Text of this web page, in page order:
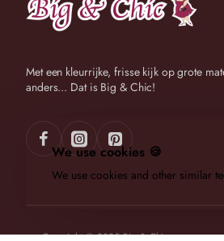
We use cookies 🍪
We use cookies and other similar
Met een kleurrijke, frisse kijk op grote
anders... Dat is Big & Chic!
Copyright © 2025 Big & Chic